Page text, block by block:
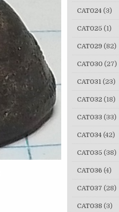
CAT024 (3)
CAT025 (1)
CAT029 (82)
CAT030 (27)
CAT031 (23)
CAT032 (18)
CAT033 (33)
CAT034 (42)
CAT035 (38)
CAT036 (4)
CAT037 (28)
CAT038 (3)